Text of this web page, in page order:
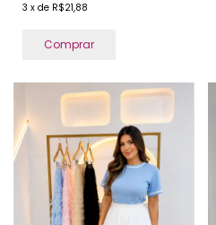
3 x de R$21,88
Comprar